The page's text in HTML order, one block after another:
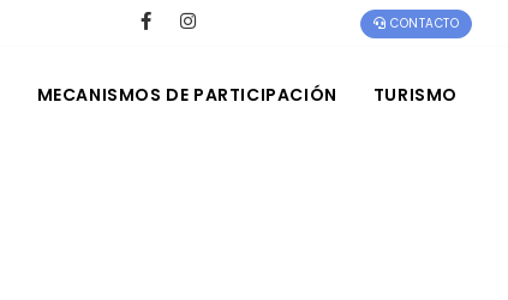
CONTACTO
MECANISMOS DE PARTICIPACIÓN TURISMO